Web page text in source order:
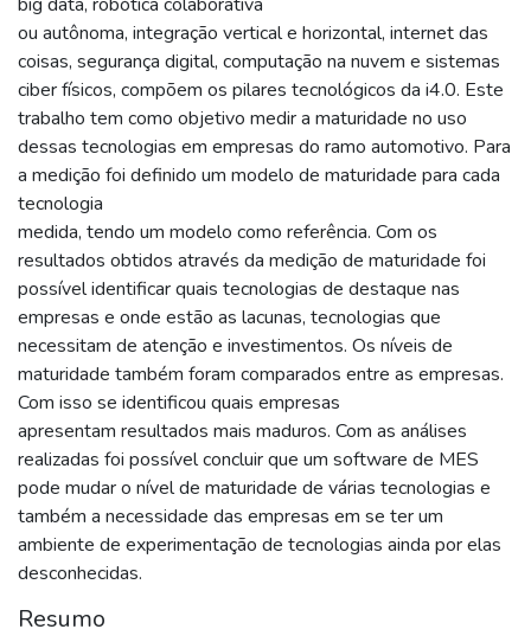
ou autônoma, integração vertical e horizontal, internet das
coisas, segurança digital, computação na nuvem e sistemas
ciber físicos, compõem os pilares tecnológicos da i4.0. Este
trabalho tem como objetivo medir a maturidade no uso
dessas tecnologias em empresas do ramo automotivo. Para
a medição foi definido um modelo de maturidade para cada
tecnologia
medida, tendo um modelo como referência. Com os
resultados obtidos através da medição de maturidade foi
possível identificar quais tecnologias de destaque nas
empresas e onde estão as lacunas, tecnologias que
necessitam de atenção e investimentos. Os níveis de
maturidade também foram comparados entre as empresas.
Com isso se identificou quais empresas
apresentam resultados mais maduros. Com as análises
realizadas foi possível concluir que um software de MES
pode mudar o nível de maturidade de várias tecnologias e
também a necessidade das empresas em se ter um
ambiente de experimentação de tecnologias ainda por elas
desconhecidas.
Resumo